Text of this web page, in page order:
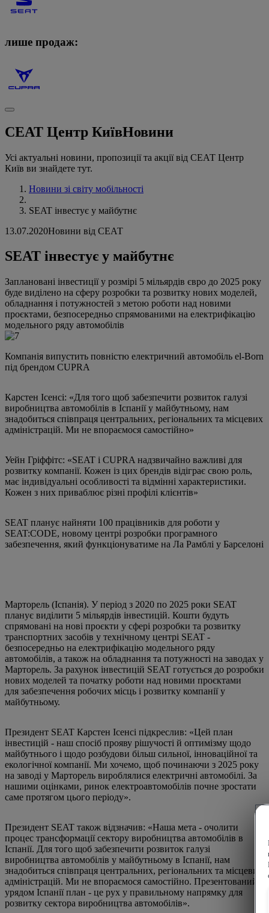
лише продаж:
СЕАТ Центр КиївНовини
Усі актуальні новини, пропозиції та акції від СЕАТ Центр
Київ ви знайдете тут.
Новини зі світу мобільності
SEAT інвестує у майбутнє
13.07.2020Новини від СЕАТ
SEAT інвестує у майбутнє
Заплановані інвестиції у розмірі 5 мільярдів євро до 2025 року
буде виділено на сферу розробки та розвитку нових моделей,
обладнання і потужностей з метою роботи над новими
проєктами, безпосередньо спрямованими на електрифікацію
модельного ряду автомобілів
Компанія випустить повністю електричний автомобіль el-Born
під брендом CUPRA
Карстен Ісенсі: «Для того щоб забезпечити розвиток галузі
виробництва автомобілів в Іспанії у майбутньому, нам
знадобиться співпраця центральних, регіональних та місцевих
адміністрацій. Ми не впораємося самостійно»
Уейн Гріффітс: «SEAT і CUPRA надзвичайно важливі для
розвитку компанії. Кожен із цих брендів відіграє свою роль,
має індивідуальні особливості та відмінні характеристики.
Кожен з них приваблює різні профілі клієнтів»
SEAT планує найняти 100 працівників для роботи у
SEAT:CODE, новому центрі розробки програмного
забезпечення, який функціонуватиме на Ла Рамблі у Барселоні
Марторель (Іспанія). У період з 2020 по 2025 роки SEAT
планує виділити 5 мільярдів інвестицій. Кошти будуть
спрямовані на нові проєкти у сфері розробки та розвитку
транспортних засобів у технічному центрі SEAT -
безпосередньо на електрифікацію модельного ряду
автомобілів, а також на обладнання та потужності на заводах у
Марторель. За рахунок інвестицій SEAT готується до розробки
нових моделей та початку роботи над новими проєктами
для забезпечення робочих місць і розвитку компанії у
майбутньому.
Президент SEAT Карстен Ісенсі підкреслив: «Цей план
інвестицій - наш спосіб прояву рішучості й оптимізму щодо
майбутнього і щодо розбудови більш сильної, інноваційної та
екологічної компанії. Ми хочемо, щоб починаючи з 2025 року
на заводі у Марторель вироблялися електричні автомобілі. За
нашими оцінками, ринок електроавтомобілів почне зростати
саме протягом цього періоду».
Президент SEAT також відзначив: «Наша мета - очолити
процес трансформації сектору виробництва автомобілів в
Іспанії. Для того щоб забезпечити розвиток галузі
виробництва автомобілів у майбутньому в Іспанії, нам
знадобиться співпраця центральних, регіональних та місцевих
адміністрацій. Ми не впораємося самостійно. Презентований
урядом Іспанії план - це рух у правильному напрямку для
розвитку сектора виробництва автомобілів».